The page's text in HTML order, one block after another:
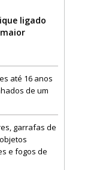
ligado
maior
até 16 anos
de um
garrafas de
e fogos de